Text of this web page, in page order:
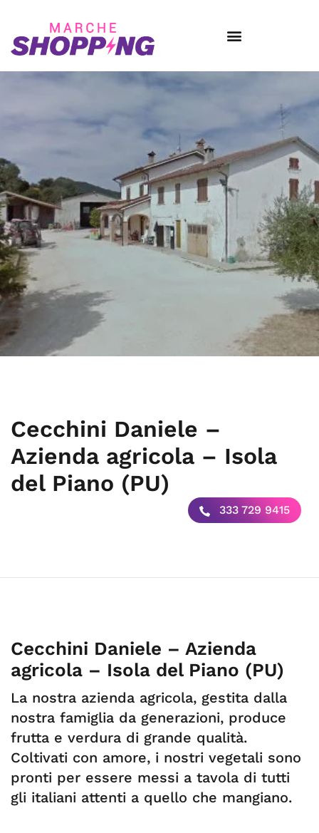
Cecchini Daniele –
Azienda agricola – Isola
del Piano (PU)
333 729 9415
Cecchini Daniele – Azienda
agricola – Isola del Piano (PU)
La nostra azienda agricola, gestita dalla
nostra famiglia da generazioni, produce
frutta e verdura di grande qualità.
Coltivati con amore, i nostri vegetali sono
pronti per essere messi a tavola di tutti
gli italiani attenti a quello che mangiano.